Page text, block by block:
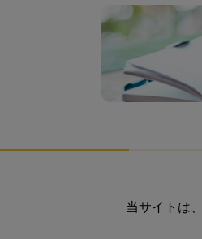
当サイトは